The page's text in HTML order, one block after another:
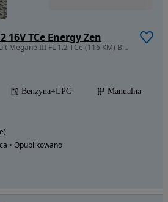
16V TCe Energy Zen
1197 cm3 • 115 KM • Renault Megane III FL 1.2 TCe (116 KM) Benzyna + LPG | Salon Polska
Benzyna+LPG
Manualna
• Opublikowano